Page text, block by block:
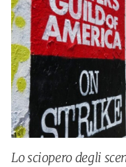
Lo sciopero degli